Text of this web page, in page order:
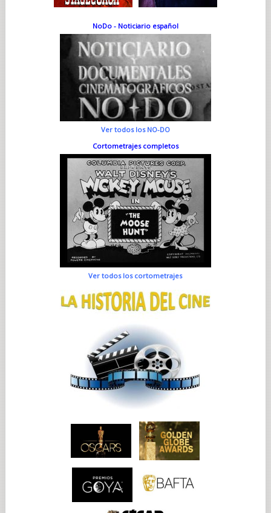
NoDo - Noticiario español
Ver todos los NO-DO
Cortometrajes completos
Ver todos los cortometrajes